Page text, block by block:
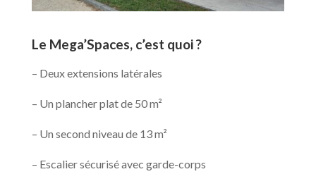
Le Mega’Spaces, c’est quoi ?
– Deux extensions latérales
– Un plancher plat de 50 m²
– Un second niveau de 13 m²
– Escalier sécurisé avec garde-corps